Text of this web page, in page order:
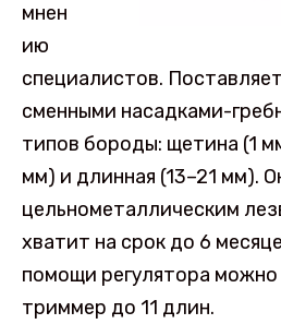
мнен
ию
специалистов.
сменными насадками-
типов бороды: щетина (1
мм) и длинная (13–21 мм).
цельнометаллическим
хватит на срок до 6
помощи регулятора
триммер до 11 длин.